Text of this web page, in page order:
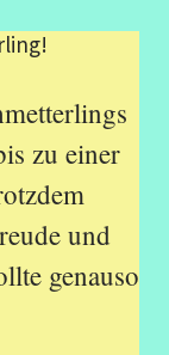
zu einer
und
genauso